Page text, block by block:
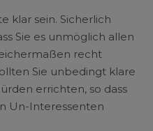
klar sein. Sicherlich
Sie es unmöglich allen
recht
Sie unbedingt klare
errichten, so dass
Un-Interessenten